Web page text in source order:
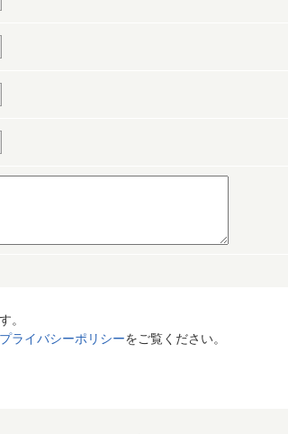
。
プライバシーポリシーをご覧ください。